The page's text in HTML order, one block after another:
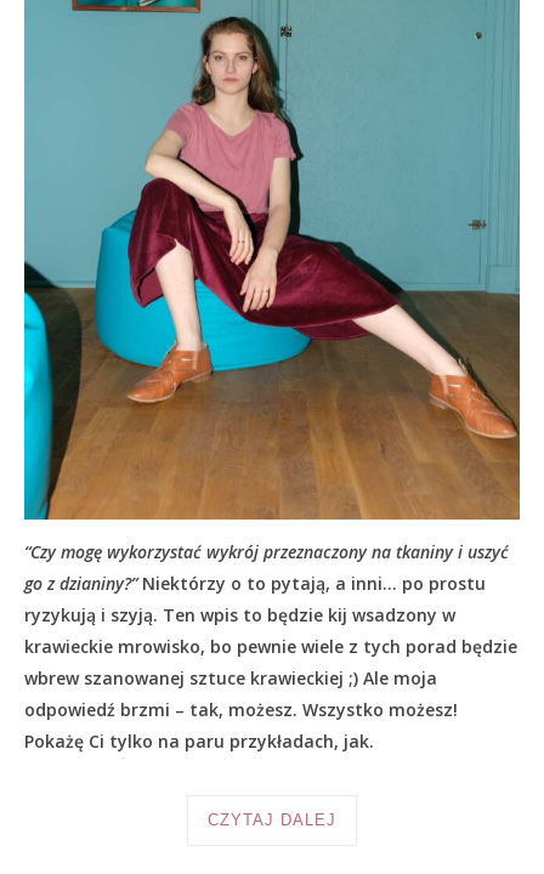
“Czy mogę wykorzystać wykrój przeznaczony na tkaniny i uszyć
go z dzianiny?”Niektórzy o to pytają, a inni… po prostu
ryzykują i szyją. Ten wpis to będzie kij wsadzony w
krawieckie mrowisko, bo pewnie wiele z tych porad będzie
wbrew szanowanej sztuce krawieckiej ;) Ale moja
odpowiedź brzmi – tak, możesz. Wszystko możesz!
Pokażę Ci tylko na paru przykładach, jak.
CZYTAJ DALEJ